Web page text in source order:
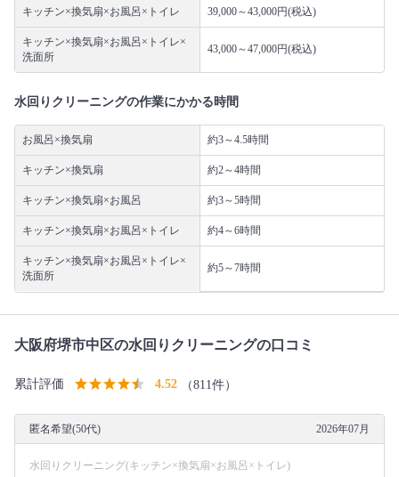
キッチン×換気扇×お風呂×トイレ 39,000～43,000円(税込)
キッチン×換気扇×お風呂×トイレ×
洗面所
43,000～47,000円(税込)
水回りクリーニングの作業にかかる時間
お風呂×換気扇 約3～4.5時間
キッチン×換気扇 約2～4時間
キッチン×換気扇×お風呂 約3～5時間
キッチン×換気扇×お風呂×トイレ 約4～6時間
キッチン×換気扇×お風呂×トイレ×
洗面所
約5～7時間
大阪府堺市中区の水回りクリーニングの口コミ
累計評価 4.52 （811件）
匿名希望(50代) 2026年07月
水回りクリーニング(キッチン×換気扇×お風呂×トイレ)